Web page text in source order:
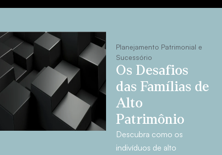
Planejamento Patrimonial e
Sucessório
Os Desafios
das Famílias de
Alto
Patrimônio
Descubra como os
indivíduos de alto